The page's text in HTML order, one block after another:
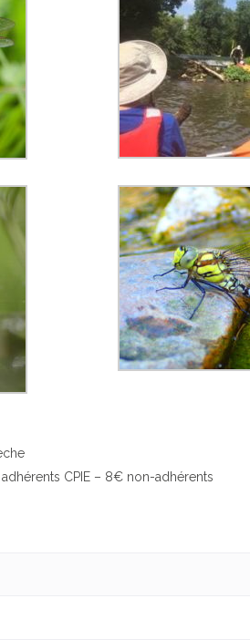
CPIE – 8€ non-adhérents